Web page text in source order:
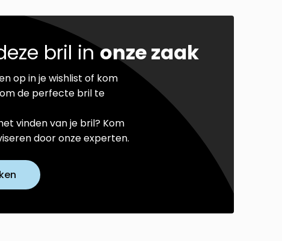
bril inonze zaak
op in je wishlist of kom
de perfecte bril te
vinden van je bril? Kom
door onze experten.